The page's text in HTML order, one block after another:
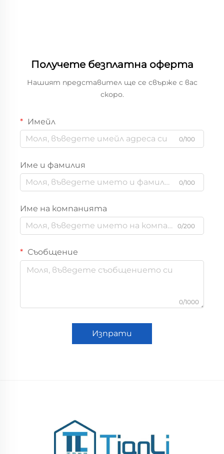
производител на
опаковки за плодове
Получете безплатна оферта
Нашият представител ще се свърже с вас
скоро.
Имейл
0/100
Име и фамилия
0/100
Име на компанията
0/200
Съобщение
0/1000
Изпрати